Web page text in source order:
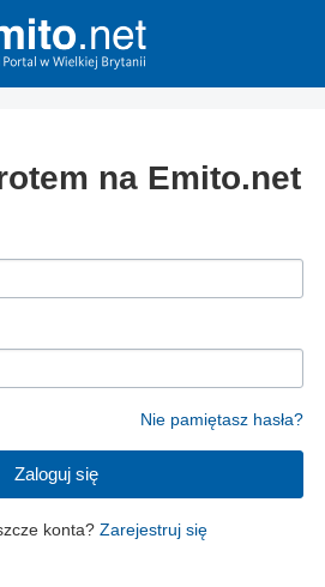
na Emito.net
Nie pamiętasz hasła?
Zaloguj się
konta? Zarejestruj się